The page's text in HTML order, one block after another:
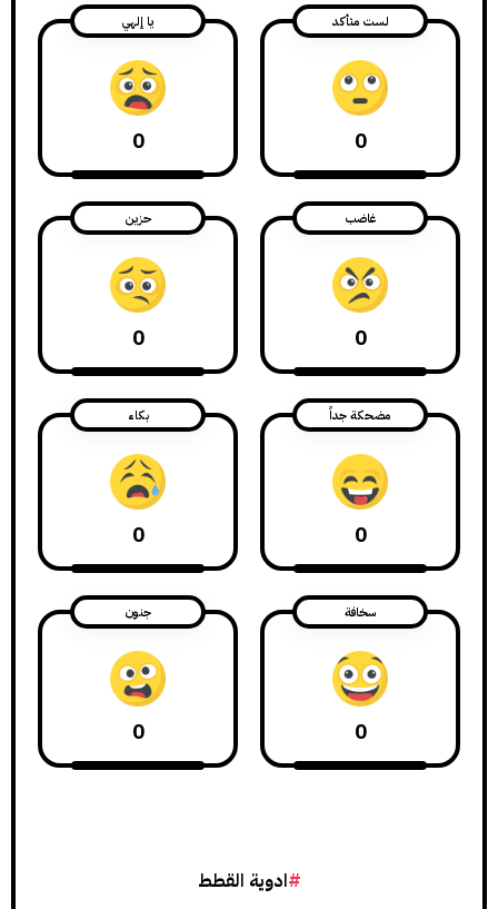
لست متأكد
0
يا إلهي
0
غاضب
0
حزين
0
مضحكة جداً
0
بكاء
0
سخافة
0
جنون
0
ادوية القطط